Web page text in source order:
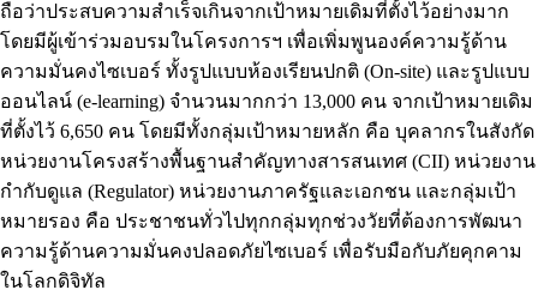
ถือว่าประสบความสำเร็จเกินจากเป้าหมายเดิมที่ตั้งไว้อย่างมาก
โดยมีผู้เข้าร่วมอบรมในโครงการฯ เพื่อเพิ่มพูนองค์ความรู้ด้าน
ความมั่นคงไซเบอร์ ทั้งรูปแบบห้องเรียนปกติ (On-site) และรูปแบบ
ออนไลน์ (e-learning) จำนวนมากกว่า 13,000 คน จากเป้าหมายเดิม
ที่ตั้งไว้ 6,650 คน โดยมีทั้งกลุ่มเป้าหมายหลัก คือ บุคลากรในสังกัด
หน่วยงานโครงสร้างพื้นฐานสำคัญทางสารสนเทศ (CII) หน่วยงาน
กำกับดูแล (Regulator) หน่วยงานภาครัฐและเอกชน และกลุ่มเป้า
หมายรอง คือ ประชาชนทั่วไปทุกกลุ่มทุกช่วงวัยที่ต้องการพัฒนา
ความรู้ด้านความมั่นคงปลอดภัยไซเบอร์ เพื่อรับมือกับภัยคุกคาม
ในโลกดิจิทัล